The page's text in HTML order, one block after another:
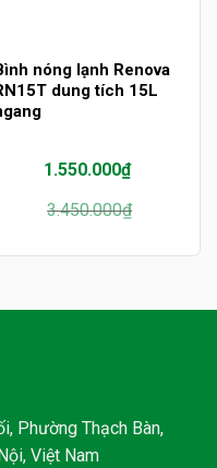
nóng lạnh Renova
dung tích 15L
3.450.000₫
Giá
gốc
3.450.000₫.
1.550.000₫
Giá
hiện
là:
Phường Thạch Bàn,
Việt Nam